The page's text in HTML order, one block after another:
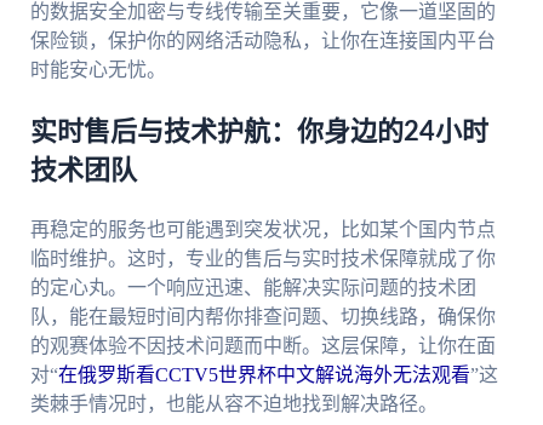
的数据安全加密与专线传输至关重要，它像一道坚固的
保险锁，保护你的网络活动隐私，让你在连接国内平台
时能安心无忧。
实时售后与技术护航：你身边的24小时
技术团队
再稳定的服务也可能遇到突发状况，比如某个国内节点
临时维护。这时，专业的售后与实时技术保障就成了你
的定心丸。一个响应迅速、能解决实际问题的技术团
队，能在最短时间内帮你排查问题、切换线路，确保你
的观赛体验不因技术问题而中断。这层保障，让你在面
对“在俄罗斯看CCTV5世界杯中文解说海外无法观看”这
类棘手情况时，也能从容不迫地找到解决路径。